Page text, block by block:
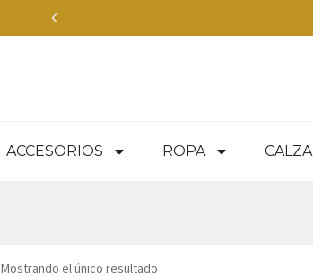
Envíos Express en RM — envíos a todo
ACCESORIOS ROPA
Mostrando el único resultado